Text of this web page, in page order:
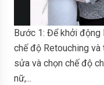
Bước 1: Để khởi
chế độ Retouching
sửa và chọn chế độ
nữ,...